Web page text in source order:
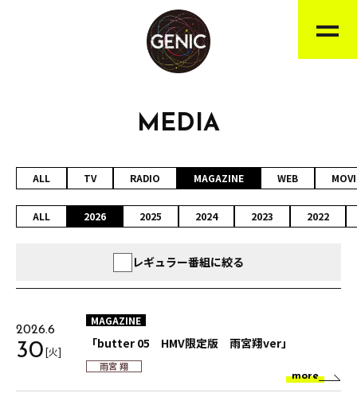
MEDIA
ALL TV RADIO MAGAZINE WEB
ALL 2026 2025 2024 2023 2022
レギュラー番組に絞る
2026.6
30[火]
MAGAZINE
「butter 05 HMV限定版 雨宮翔ver」
雨宮 翔
more